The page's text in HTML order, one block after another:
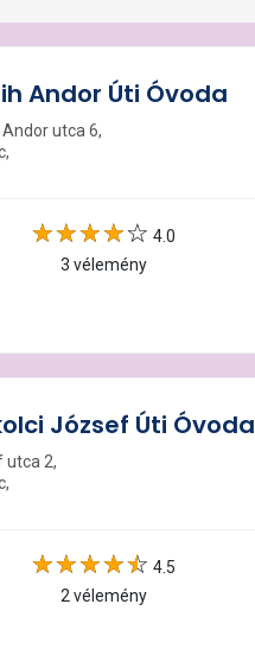
Andor Úti Óvoda
Andor utca 6,
4.0
3 vélemény
József Úti Óvoda
utca 2,
4.5
2 vélemény